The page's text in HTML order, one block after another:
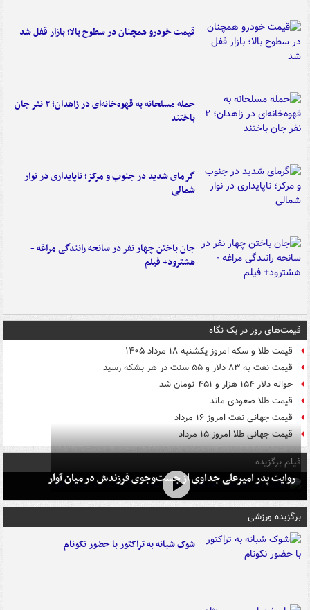
قیمت خودرو همچنان در سطوح بالا؛ بازار قفل شد
حمله مسلحانه به قهوه‌خانه‌ای در زاهدان؛ ۲ نفر جان
باختند
گرمای شدید در جنوب و مرکز؛ ناپایداری در نوار
شمالی
جان باختن چهار نفر در سانحه رانندگی مراغه -
هشترود+ فیلم
قیمت‌های روز در یک نگاه
قیمت طلا و سکه امروز یکشنبه ۱۸ مرداد ۱۴۰۵
قیمت نفت به ۸۳ دلار و ۵۵ سنت در هر بشکه رسید
حواله دلار ۱۵۴ هزار و ۴۵۱ تومان شد
قیمت طلا صعودی ماند
قیمت جهانی نفت امروز ۱۶ مرداد
قیمت جهانی طلا امروز ۱۵ مرداد
فیلم برگزیده
روایت پدر امیرعلی جداوی از جست‌وجوی فرزندش در میان آوار
برگزیده ورزشی
شوک شبانه به تراکتور با حضور نکونام